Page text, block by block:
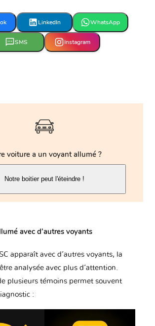
LinkedIn WhatsApp
SMS Instagram
voiture a un voyant allumé ?
Notre boitier peut l'éteindre !
avec d’autres voyants
apparaît avec d’autres voyants, la
analysée avec plus d’attention.
plusieurs témoins permet souvent
: